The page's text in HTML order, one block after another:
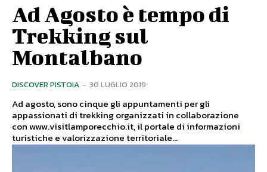
Ad Agosto è tempo di
Trekking sul
Montalbano
DISCOVER PISTOIA - 30 LUGLIO 2019
Ad agosto, sono cinque gli appuntamenti per gli
appassionati di trekking organizzati in collaborazione
con www.visitlamporecchio.it, il portale di informazioni
turistiche e valorizzazione territoriale...